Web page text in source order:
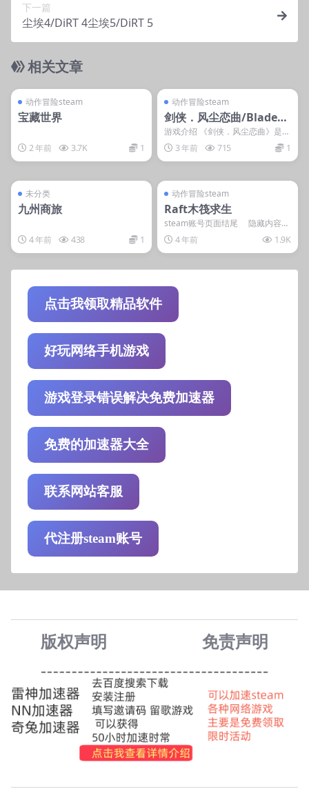
下一篇
尘埃4/DiRT 4尘埃5/DiRT 5
相关文章
动作冒险steam
宝藏世界
2 年前 3.7K 1
动作冒险steam
剑侠．风尘恋曲/Blades
of Jianghu: Ballad of W
ind and Dust
游戏介绍 《剑侠．风尘恋曲》是一
款以文字冒险为主，混合回合制战
斗与探索的单机游戏...
3 年前 715 1
未分类
九州商旅
4 年前 438 1
动作冒险steam
Raft木筏求生
steam账号页面结尾 隐藏内容
本内容需权限查看 ...
4 年前 1.9K
点击我领取精品软件
好玩网络手机游戏
游戏登录错误解决免费加速器
免费的加速器大全
联系网站客服
代注册steam账号
版权声明 免责声明